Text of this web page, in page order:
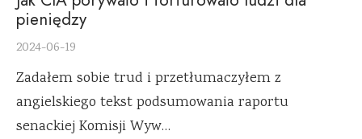
pieniędzy
2024-06-19
Zadałem sobie trud i przetłumaczyłem z
angielskiego tekst podsumowania raportu
senackiej Komisji Wyw…